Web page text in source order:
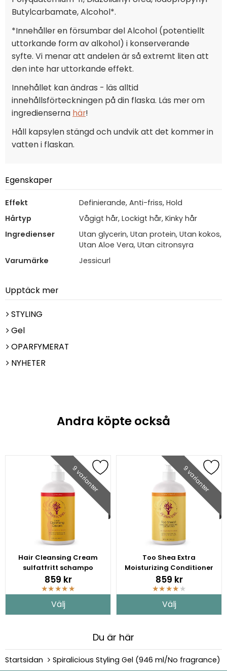
Butylcarbamate, Alcohol*.
*Innehåller en försumbar del Alcohol (potentiellt
uttorkande form av alkohol) i konserverande
syfte. Vi menar att andelen är så extremt liten att
den inte har uttorkande effekt.
Innehållet kan ändras - läs alltid
innehållsförteckningen på din flaska. Läs mer om
ingredienserna här!
Håll kapsylen stängd och undvik att det kommer in
vatten i flaskan.
Egenskaper
Effekt
Definierande, Anti-friss, Hold
Hårtyp
Vågigt hår, Lockigt hår, Kinky hår
Ingredienser
Utan glycerin, Utan protein, Utan kokos,
Utan Aloe Vera, Utan citronsyra
Varumärke
Jessicurl
Upptäck mer
STYLING
Gel
OPARFYMERAT
NYHETER
Andra köpte också
9 varianter
Hair Cleansing Cream
sulfatfritt schampo
★★★★★
859 kr
Välj
9 varianter
Too Shea Extra
Moisturizing Conditioner
★★★★★
859 kr
Välj
Du är här
Startsidan Spiralicious Styling Gel (946 ml/No fragrance)